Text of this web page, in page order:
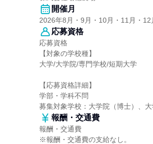
開催月
2026年8月・9月・10月・11月・12
応募資格
応募資格
【対象の学校種】
大学/大学院/専門学校/短期大学
【応募資格詳細】
学部・学科不問
募集対象学校：大学院（博士）、
報酬・交通費
報酬・交通費
※報酬・交通費の支給なし。